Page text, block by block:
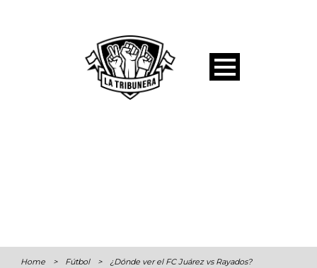
Home > Fútbol > ¿Dónde ver el FC Juárez vs Rayados?